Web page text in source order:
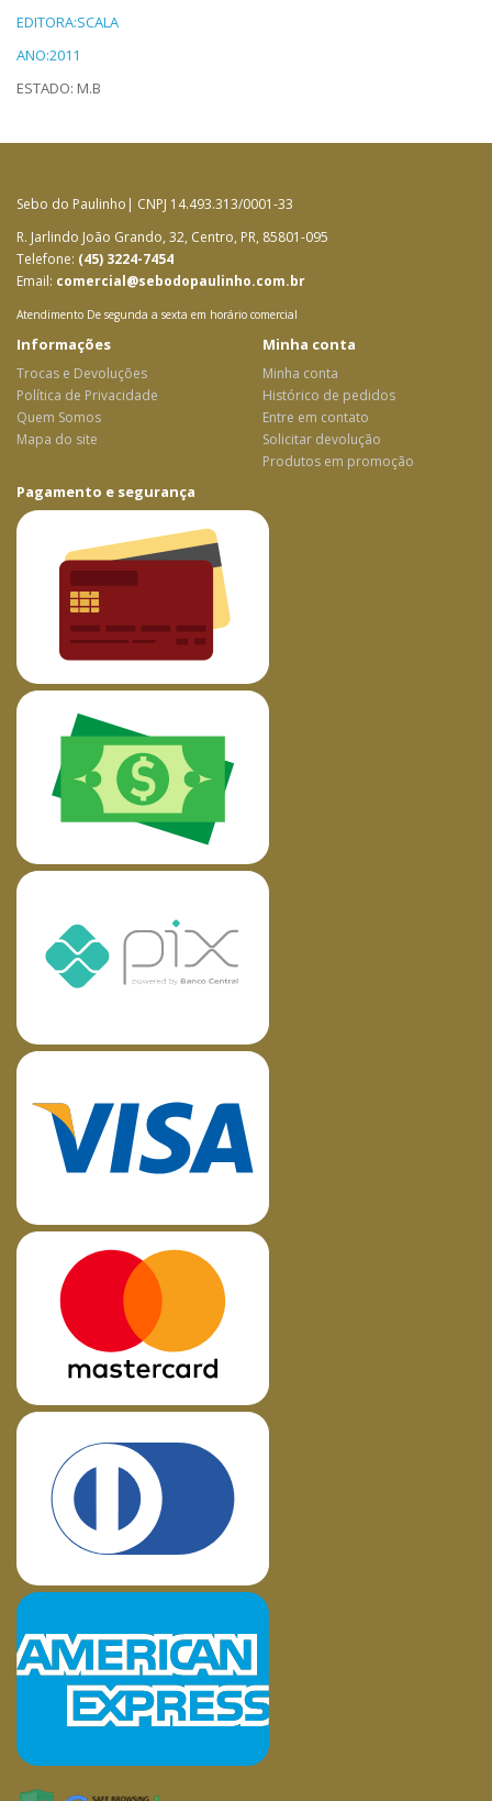
EDITORA:SCALA
ANO:2011
ESTADO: M.B
Sebo do Paulinho| CNPJ 14.493.313/0001-33
R. Jarlindo João Grando, 32, Centro, PR, 85801-095
Telefone: (45) 3224-7454
Email: comercial@sebodopaulinho.com.br
Atendimento De segunda a sexta em horário comercial
Informações
Trocas e Devoluções
Política de Privacidade
Quem Somos
Mapa do site
Minha conta
Minha conta
Histórico de pedidos
Entre em contato
Solicitar devolução
Produtos em promoção
Pagamento e segurança